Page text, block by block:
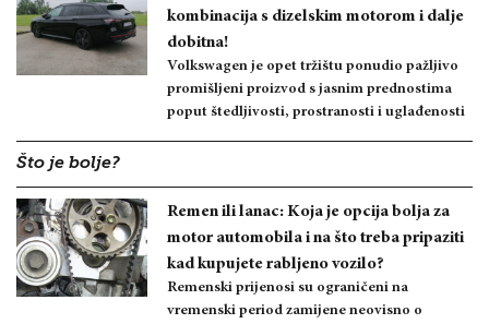
kombinacija s dizelskim motorom i dalje
dobitna!
Volkswagen je opet tržištu ponudio pažljivo
promišljeni proizvod s jasnim prednostima
poput štedljivosti, prostranosti i uglađenosti
Što je bolje?
Remen ili lanac: Koja je opcija bolja za
motor automobila i na što treba pripaziti
kad kupujete rabljeno vozilo?
Remenski prijenosi su ograničeni na
vremenski period zamijene neovisno o